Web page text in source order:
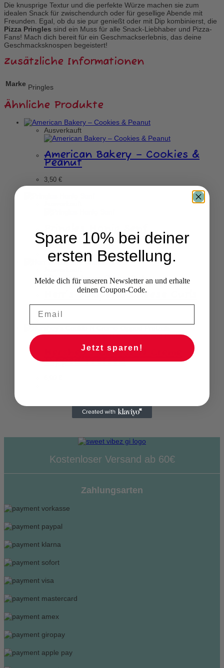
Die knusprige Textur und die perfekte Würze machen sie zum
idealen Snack für zwischendurch oder für gesellige Abende mit
Freunden. Egal, ob du sie pur genießt oder mit Dip kombinierst, die
Pizza Pringles sind ein Muss für alle Snack-Liebhaber und Pizza-
Fans! Mach dich bereit für ein Geschmackserlebnis, das deine
Geschmacksknospen begeistert!
Zusätzliche Informationen
Marke Pringles
Ähnliche Produkte
Ausverkauft
American Bakery – Cookies &
Peanut
3,50 €
Pringles Honig Senf
5,90€
Herr’s Jalapeno Cheese Curls
4,90€
Hershey’s Cookie N Creme
Dipped Pretzels
Kostenloser Versand ab 60€
Zahlungsarten
Spare 10% bei deiner
ersten Bestellung.
Melde dich für unseren Newsletter an und erhalte
deinen Coupon-Code.
Jetzt sparen!